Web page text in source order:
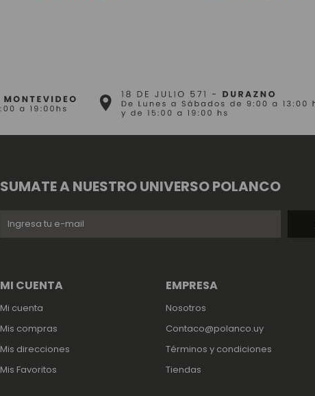
EMPRESA
Nosotros
Contaco@polanco.uy
Términos y condiciones
Tiendas
MI CUENTA
Mi cuenta
Mis compras
Mis direcciones
Mis Favoritos
SUMATE A NUESTRO UNIVERSO POLANCO